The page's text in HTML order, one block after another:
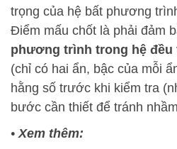
trọng của hệ bất phương
Điểm mấu chốt là phải đảm
phương trình trong hệ đều
(chỉ có hai ẩn, bậc của mỗi
hằng số trước khi kiểm tra
bước cần thiết để tránh
•Xem thêm: